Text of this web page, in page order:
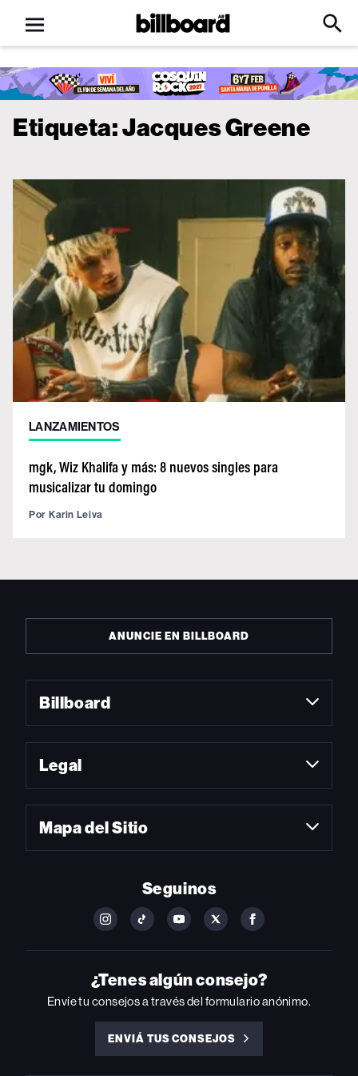
Open
menu
Billboard
Click
Input
Etiqueta:Jacques Greene
LANZAMIENTOS
mgk, Wiz Khalifa y más: 8 nuevos singles para
musicalizar tu domingo
Por Karin Leiva
ANUNCIE EN BILLBOARD
Billboard
Legal
Mapa del Sitio
Seguinos
FOLLOW
ON
INSTAGRAM
FOLLOW
ON
YOUTUBE
FOLLOW
ON
YOUTUBE
FOLLOW
ON
FOLLOW
ON
FACEBOOK
¿Tenes algún consejo?
Envíe tu consejos a través del formulario anónimo.
ENVIÁ TUS CONSEJOS
ENVIÁ